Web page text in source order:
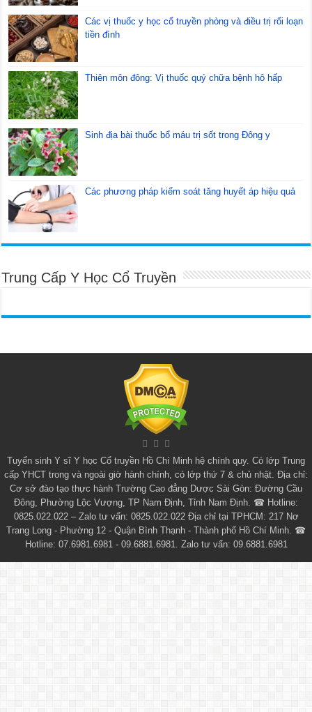
Các vị thuốc y học cổ truyền phòng và điều trị rối loạn
tiền đình
Thiên môn đông: Vị thuốc quý chữa bệnh hô hấp
Sinh địa bài thuốc bổ máu trị sốt trong Đông y
Các phương pháp kiểm soát tăng huyết áp hiệu quả
Trung Cấp Y Học Cổ Truyền
Tuyển sinh Y sĩ Y học Cổ truyền Hồ Chí Minh hệ chính quy. Có lớp Trung
cấp YHCT trong và ngoài giờ hành chính, có lớp thứ 7 & chủ nhật. Địa chỉ:
Cơ sở đào tạo thực hành Trường Cao đẳng Dược Sài Gòn: Đường Cầu
Đông, Phường Lộc Vượng, TP Nam Định, Tỉnh Nam Định. ☎ Hotline:
0825.022.022 – Zalo tư vấn: 0825.022.022 Địa chỉ tại TPHCM: 217 Nơ
Trang Long - Phường 12 - Quận Bình Thạnh - Thành phố Hồ Chí Minh. ☎
Hotline: 07.6981.6981 - 09.6881.6981. Zalo tư vấn: 09.6881.6981